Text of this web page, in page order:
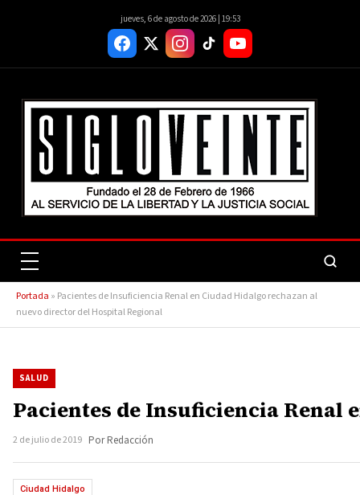
jueves, 6 de agosto de 2026 | 19:53
Portada » Pacientes de Insuficiencia Renal en Ciudad Hidalgo rechazan al
nuevo director del Hospital Regional
SALUD
Pacientes de Insuficiencia Renal
2 de julio de 2019 Por Redacción
Ciudad Hidalgo